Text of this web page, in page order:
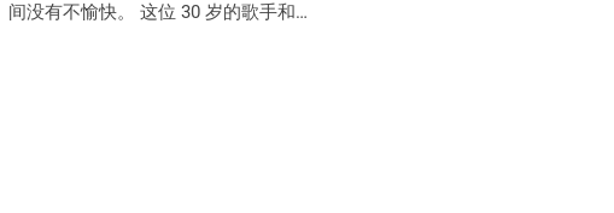
间没有不愉快。 这位 30 岁的歌手和…